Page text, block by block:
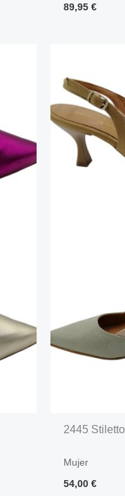
89,95€
2445
Mujer
54,00€